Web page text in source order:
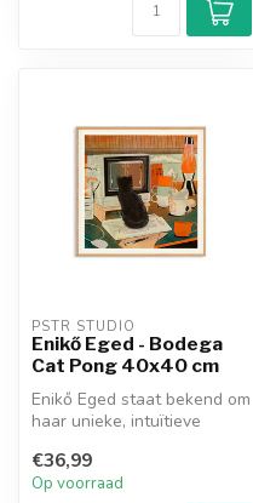
PSTR STUDIO
Enikő Eged - Bodega
Cat Pong 40x40 cm
Enikő Eged staat bekend om
haar unieke, intuïtieve
si...
€36,99
Op voorraad